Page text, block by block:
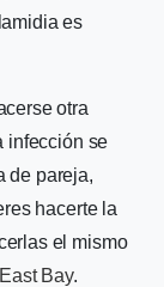
es
otra
infección se
de pareja,
hacerte la
el mismo
Bay.